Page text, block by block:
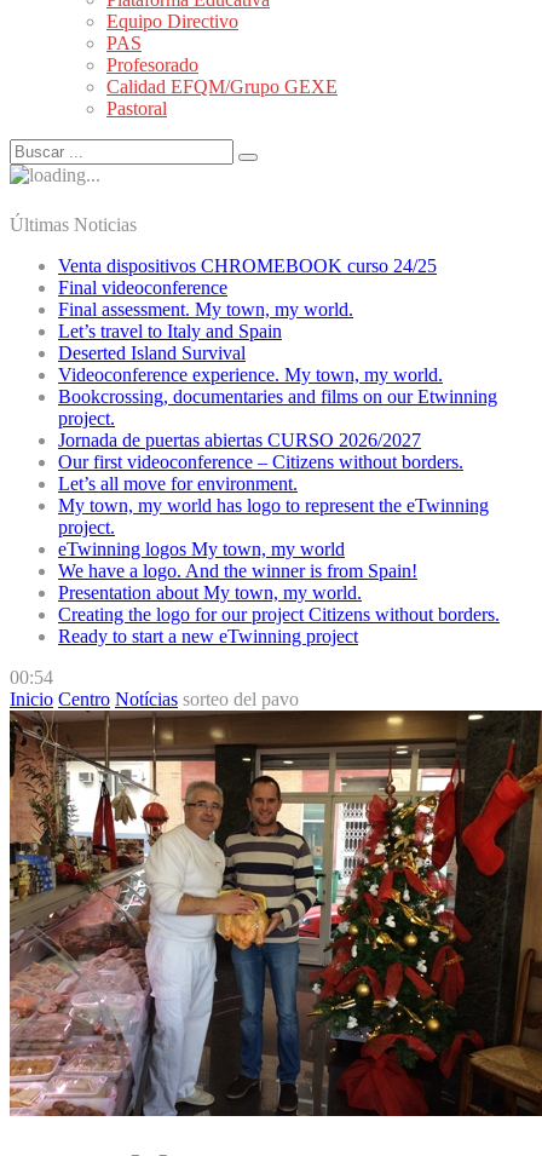
Equipo Directivo
PAS
Profesorado
Calidad EFQM/Grupo GEXE
Pastoral
Últimas Noticias
Venta dispositivos CHROMEBOOK curso 24/25
Final videoconference
Final assessment. My town, my world.
Let’s travel to Italy and Spain
Deserted Island Survival
Videoconference experience. My town, my world.
Bookcrossing, documentaries and films on our Etwinning
project.
Jornada de puertas abiertas CURSO 2026/2027
Our first videoconference – Citizens without borders.
Let’s all move for environment.
My town, my world has logo to represent the eTwinning
project.
eTwinning logos My town, my world
We have a logo. And the winner is from Spain!
Presentation about My town, my world.
Creating the logo for our project Citizens without borders.
Ready to start a new eTwinning project
00:54
Inicio Centro Notícias sorteo del pavo